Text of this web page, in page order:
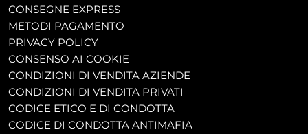
CONSEGNE EXPRESS
METODI PAGAMENTO
PRIVACY POLICY
CONSENSO AI COOKIE
CONDIZIONI DI VENDITA AZIENDE
CONDIZIONI DI VENDITA PRIVATI
CODICE ETICO E DI CONDOTTA
CODICE DI CONDOTTA ANTIMAFIA